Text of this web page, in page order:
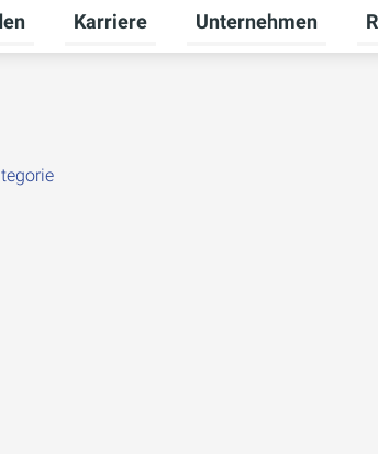
umschalten
Untermenü für Gewerbekunden
Karriere
Untermenü für
Unternehmen